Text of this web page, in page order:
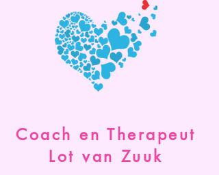
Coach en Therapeut
Lot van Zuuk